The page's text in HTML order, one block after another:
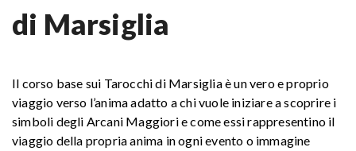
di Marsiglia
Il corso base sui Tarocchi di Marsiglia è un vero e proprio
viaggio verso l’anima adatto a chi vuole iniziare a scoprire i
simboli degli Arcani Maggiori e come essi rappresentino il
viaggio della propria anima in ogni evento o immagine